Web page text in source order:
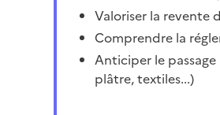
Valoriser la revente
Comprendre la
Anticiper le
plâtre, textiles...)